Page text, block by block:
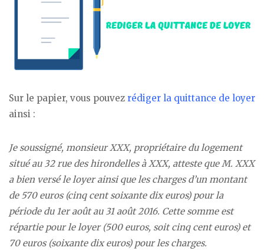
Sur le papier, vous pouvez rédiger la quittance de loyer
ainsi :
Je soussigné, monsieur XXX, propriétaire du logement
situé au 32 rue des hirondelles à XXX, atteste que M. XXX
a bien versé le loyer ainsi que les charges d’un montant
de 570 euros (cinq cent soixante dix euros) pour la
période du 1er août au 31 août 2016. Cette somme est
répartie pour le loyer (500 euros, soit cinq cent euros) et
70 euros (soixante dix euros) pour les charges.